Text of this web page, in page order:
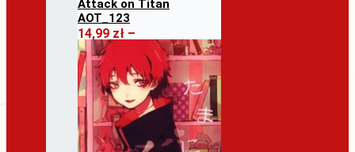
Attack on Titan
AOT_123
14,99 zł –
26,99
Zakres cen: od
14,99 zł do 26,99 zł
Wybierz opcje Ten
produkt ma wiele
wariantów. Opcje
można wybrać na
stronie produktu